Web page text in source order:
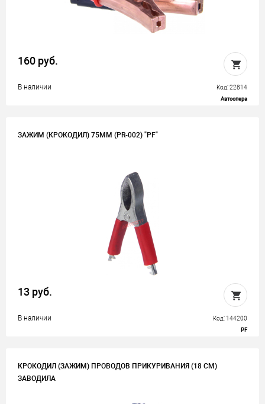
160 руб.
В наличии Код: 22814
Автоопера
ЗАЖИМ (КРОКОДИЛ) 75ММ (PR-002) "PF"
13 руб.
В наличии Код: 144200
PF
КРОКОДИЛ (ЗАЖИМ) ПРОВОДОВ ПРИКУРИВАНИЯ (18 СМ)
ЗАВОДИЛА